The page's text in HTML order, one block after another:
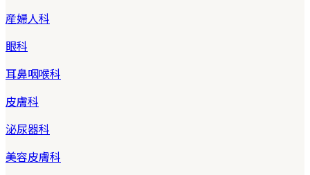
産婦人科
眼科
耳鼻咽喉科
皮膚科
泌尿器科
美容皮膚科